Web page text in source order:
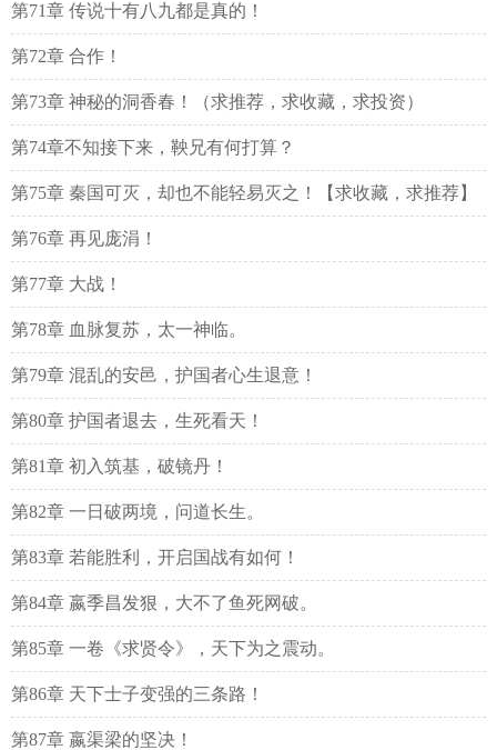
第71章 传说十有八九都是真的！
第72章 合作！
第73章 神秘的洞香春！（求推荐，求收藏，求投资）
第74章不知接下来，鞅兄有何打算？
第75章 秦国可灭，却也不能轻易灭之！【求收藏，求推荐】
第76章 再见庞涓！
第77章 大战！
第78章 血脉复苏，太一神临。
第79章 混乱的安邑，护国者心生退意！
第80章 护国者退去，生死看天！
第81章 初入筑基，破镜丹！
第82章 一日破两境，问道长生。
第83章 若能胜利，开启国战有如何！
第84章 嬴季昌发狠，大不了鱼死网破。
第85章 一卷《求贤令》，天下为之震动。
第86章 天下士子变强的三条路！
第87章 嬴渠梁的坚决！